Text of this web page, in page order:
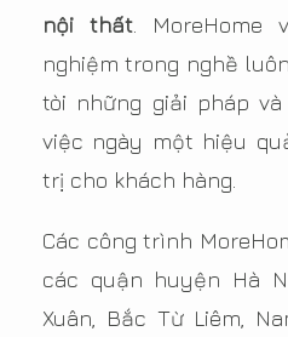
nội thất. MoreHome
nghiệm trong nghề
tòi những giải pháp
việc ngày một hiệu
trị cho khách hàng.
Các công trình
các quận huyện Hà
Xuân, Bắc Từ Liêm,